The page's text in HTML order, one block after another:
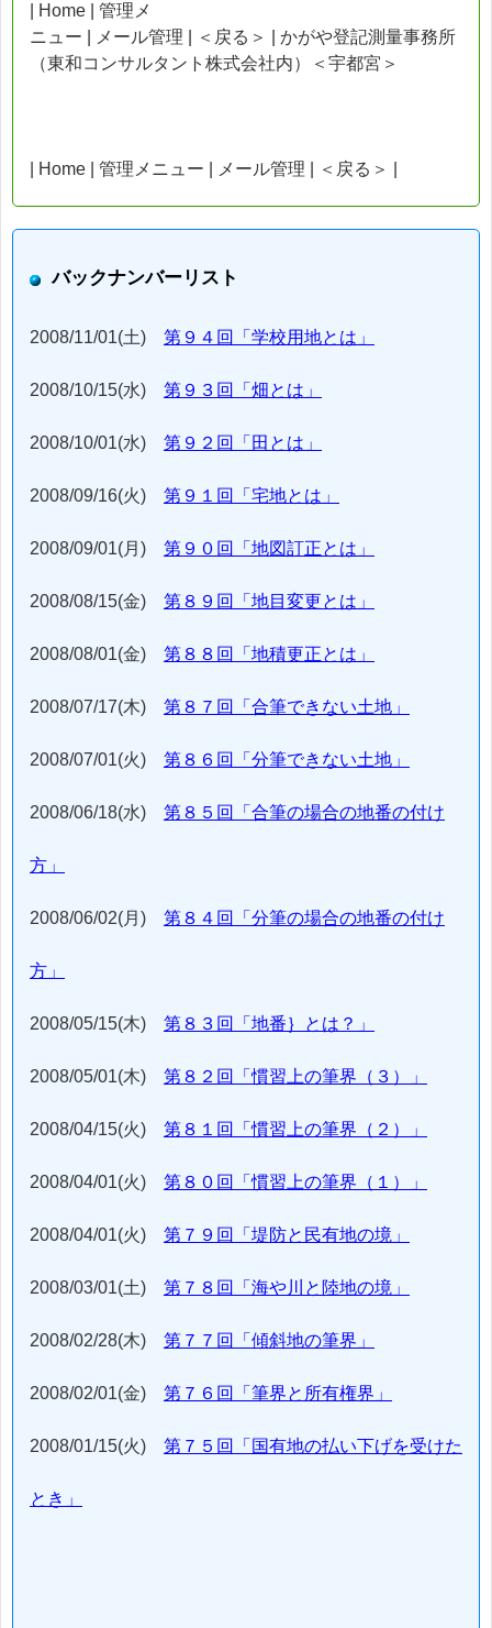
| Home | 管理メ
ニュー | メール管理 | ＜戻る＞ | かがや登記測量事務所
（東和コンサルタント株式会社内）＜宇都宮＞
| Home | 管理メニュー | メール管理 | ＜戻る＞ |
バックナンバーリスト
2008/11/01(土) 第９４回「学校用地とは」
2008/10/15(水) 第９３回「畑とは」
2008/10/01(水) 第９２回「田とは」
2008/09/16(火) 第９１回「宅地とは」
2008/09/01(月) 第９０回「地図訂正とは」
2008/08/15(金) 第８９回「地目変更とは」
2008/08/01(金) 第８８回「地積更正とは」
2008/07/17(木) 第８７回「合筆できない土地」
2008/07/01(火) 第８６回「分筆できない土地」
2008/06/18(水) 第８５回「合筆の場合の地番の付け
方」
2008/06/02(月) 第８４回「分筆の場合の地番の付け
方」
2008/05/15(木) 第８３回「地番｝とは？」
2008/05/01(木) 第８２回「慣習上の筆界（３）」
2008/04/15(火) 第８１回「慣習上の筆界（２）」
2008/04/01(火) 第８０回「慣習上の筆界（１）」
2008/04/01(火) 第７９回「堤防と民有地の境」
2008/03/01(土) 第７８回「海や川と陸地の境」
2008/02/28(木) 第７７回「傾斜地の筆界」
2008/02/01(金) 第７６回「筆界と所有権界」
2008/01/15(火) 第７５回「国有地の払い下げを受けた
とき」